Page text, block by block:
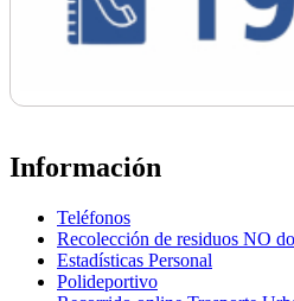
Información
Teléfonos
Recolección de residuos NO
Estadísticas Personal
Polideportivo